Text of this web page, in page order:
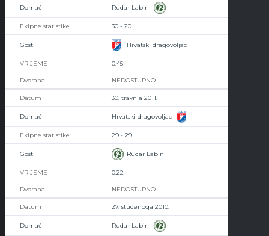
Rudar Labin
30 - 20
Hrvatski dragovoljac
0:45
NEDOSTUPNO
30. travnja 2011.
Hrvatski dragovoljac
29 - 29
Rudar Labin
0:22
NEDOSTUPNO
27. studenoga 2010.
Rudar Labin